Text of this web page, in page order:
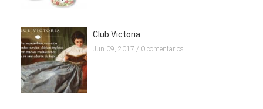
Club Victoria
Jun 09, 2017 / 0 comentarios